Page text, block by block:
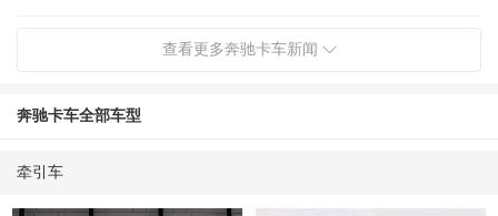
查看更多奔驰卡车新闻
奔驰卡车全部车型
牵引车